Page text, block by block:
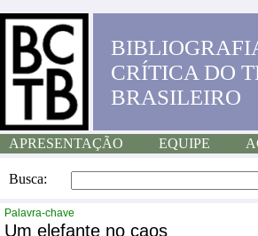
CRÍTICA DO
BRASILEIRO
APRESENTAÇÃO EQUIPE
Busca:
Palavra-chave
Um elefante no caos